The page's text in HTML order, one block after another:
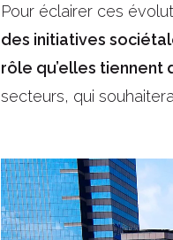
Pour éclairer ces
des initiatives
rôle qu’elles tiennent
secteurs, qui